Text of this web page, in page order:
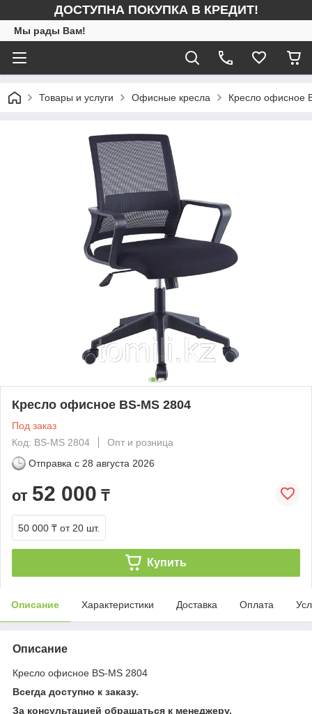
ДОСТУПНА ПОКУПКА В КРЕДИТ!
Мы рады Вам!
Товары и услуги Офисные кресла Кресло офисное
Кресло офисное BS-MS 2804
Под заказ
Код: BS-MS 2804
Опт и розница
Отправка с 28 августа 2026
от 52 000 ₸
50 000 ₸ от 20 шт.
Купить
Описание Характеристики Доставка Оплата
Описание
Кресло офисное BS-MS 2804
Всегда доступно к заказу.
За консультацией обращаться к менеджеру,